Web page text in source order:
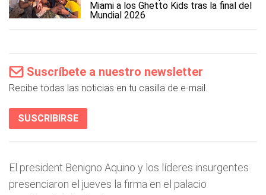
Miami a los Ghetto Kids tras la final del
Mundial 2026
Suscríbete a nuestro newsletter
Recibe todas las noticias en tu casilla de e-mail.
SUSCRIBIRSE
El president Benigno Aquino y los líderes insurgentes
presenciaron el jueves la firma en el palacio